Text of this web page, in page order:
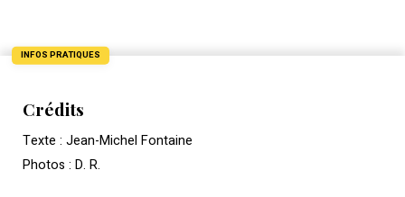
INFOS PRATIQUES
Crédits
Texte : Jean-Michel Fontaine
Photos : D. R.